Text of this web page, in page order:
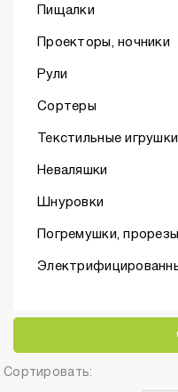
Пищалки
Проекторы, ночники
Рули
Сортеры
Текстильные игрушки
Неваляшки
Шнуровки
Погремушки,
Сортировать: